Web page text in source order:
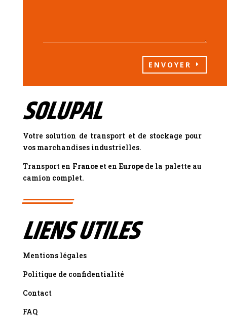
ENVOYER
SOLUPAL
Votre solution de transport et de stockage pour
vos marchandises industrielles.
Transport en Franceet en Europede la palette au
camion complet.
LIENS UTILES
Mentions légales
Politique de confidentialité
Contact
FAQ